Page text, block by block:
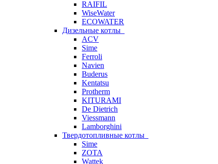
RAIFIL
WiseWater
ECOWATER
Дизельные котлы
ACV
Sime
Ferroli
Navien
Buderus
Kentatsu
Protherm
KITURAMI
De Dietrich
Viessmann
Lamborghini
Твердотопливные котлы
Sime
ZOTA
Wattek